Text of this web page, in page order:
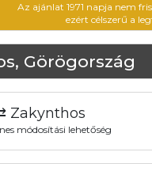
Az ajánlat 1971 napja nem
ezért célszerű a
Görögország
Zakynthos
módosítási lehetőség